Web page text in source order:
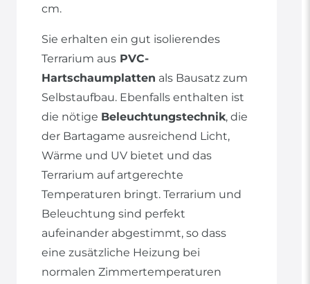
cm.
Sie erhalten ein gut isolierendes
Terrarium aus PVC-
Hartschaumplatten als Bausatz zum
Selbstaufbau. Ebenfalls enthalten ist
die nötige Beleuchtungstechnik, die
der Bartagame ausreichend Licht,
Wärme und UV bietet und das
Terrarium auf artgerechte
Temperaturen bringt. Terrarium und
Beleuchtung sind perfekt
aufeinander abgestimmt, so dass
eine zusätzliche Heizung bei
normalen Zimmertemperaturen